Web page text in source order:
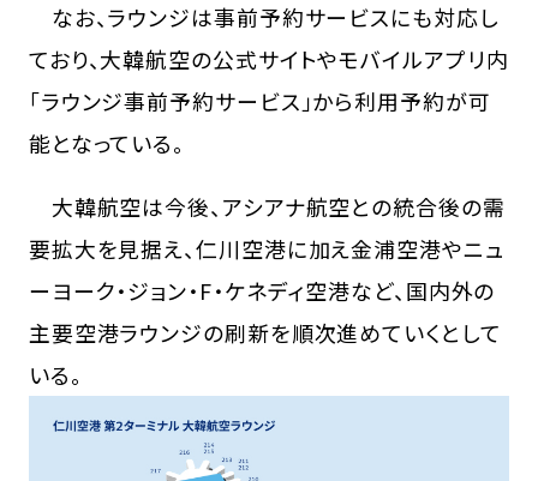
なお、ラウンジは事前予約サービスにも対応し
ており、大韓航空の公式サイトやモバイルアプリ内
「ラウンジ事前予約サービス」から利用予約が可
能となっている。
大韓航空は今後、アシアナ航空との統合後の需
要拡大を見据え、仁川空港に加え金浦空港やニュ
ーヨーク・ジョン・F・ケネディ空港など、国内外の
主要空港ラウンジの刷新を順次進めていくとして
いる。